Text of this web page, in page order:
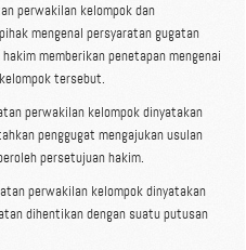
perwakilan kelompok dan
mengenal persyaratan gugatan
memberikan penetapan mengenai
tersebut.
perwakilan kelompok dinyatakan
penggugat mengajukan usulan
persetujuan hakim.
perwakilan kelompok dinyatakan
dihentikan dengan suatu putusan